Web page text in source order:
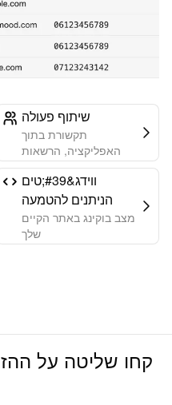
שיתוף פעולה
תקשורת בתוך
האפליקציה, הרשאות
ווידג&#39;טים
הניתנים להטמעה
מצב בוקינג באתר הקיים
שלך
קחו שליטה על